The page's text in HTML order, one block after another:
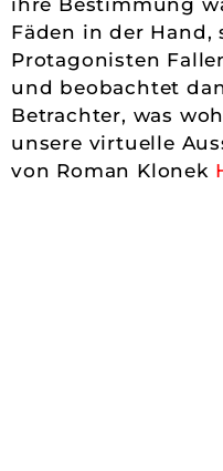
Fäden in der Hand,
Protagonisten
und beobachtet
Betrachter, was
unsere virtuelle
von Roman Klonek